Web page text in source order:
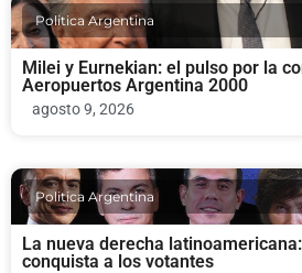
Politica Argentina
Milei y Eurnekian: el pulso por la
Aeropuertos Argentina 2000
agosto 9, 2026
Politica Argentina
La nueva derecha
conquista a los votantes